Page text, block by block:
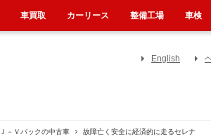
English
Ｊ－Ｖパックの中古車
故障亡く安全に経済的に走るセレナ
車買取 カーリース 整備工場 車検